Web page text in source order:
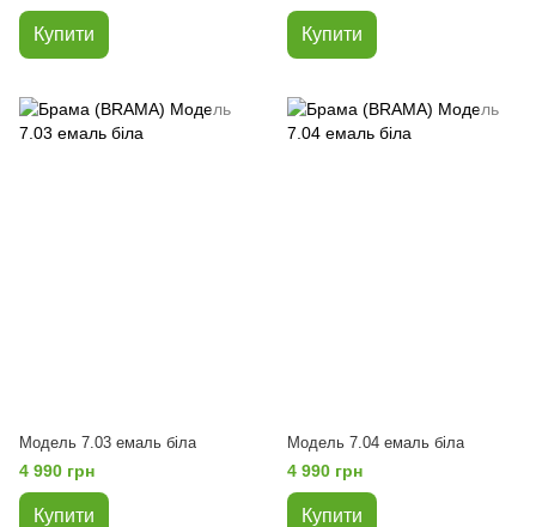
Купити Купити
Модель 7.03 емаль біла
4 990 грн
Купити
Модель 7.04 емаль біла
4 990 грн
Купити